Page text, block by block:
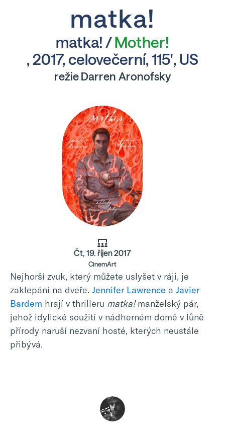
matka!
matka! /Mother!
, 2017, celovečerní, 115', US
režie Darren Aronofsky
Čt, 19. říjen 2017
CinemArt
Nejhorší zvuk, který můžete uslyšet v ráji, je
zaklepání na dveře. Jennifer Lawrence a Javier
Bardem hrají v thrilleru matka!manželský pár,
jehož idylické soužití v nádherném domě v lůně
přírody naruší nezvaní hosté, kterých neustále
přibývá.